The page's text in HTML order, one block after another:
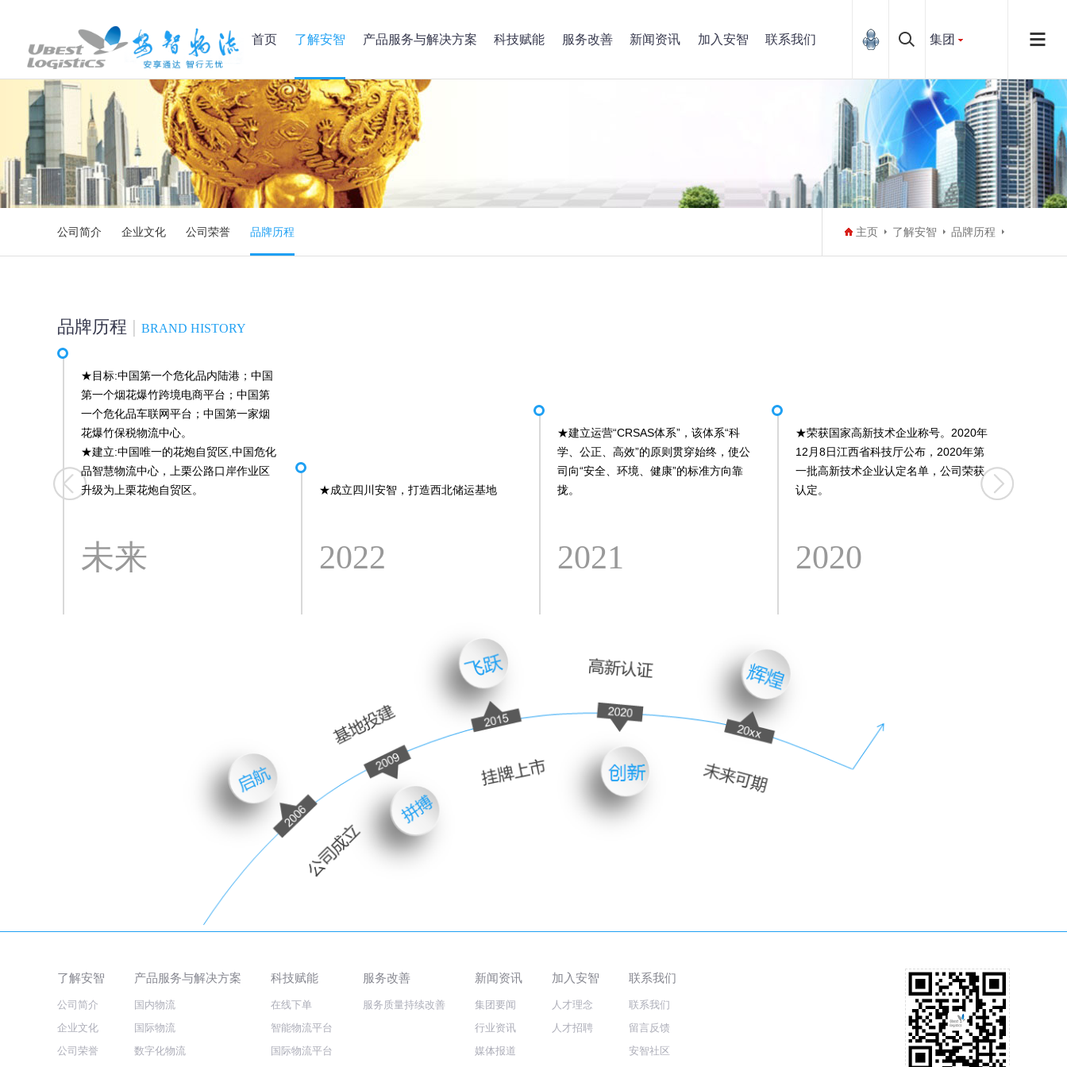
首页 了解安智 产品服务与解决方案 科技赋能 服务改善 新闻资讯 加入安智 联系我们 集团
公司简介 企业文化 公司荣誉 品牌历程 主页 了解安智 品牌历程
品牌历程 | BRAND HISTORY
★目标:中国第一个危化品内陆港；中国
第一个烟花爆竹跨境电商平台；中国第
一个危化品车联网平台；中国第一家烟
花爆竹保税物流中心。
★建立:中国唯一的花炮自贸区,中国危化
品智慧物流中心，上栗公路口岸作业区
升级为上栗花炮自贸区。
未来
★成立四川安智，打造西北储运基地
2022
★建立运营“CRSAS体系”，该体系“科
学、公正、高效”的原则贯穿始终，使公
司向“安全、环境、健康”的标准方向靠
拢。
2021
★荣获国家高新技术企业称号。2020年
12月8日江西省科技厅公布，2020年第
一批高新技术企业认定名单，公司荣获
认定。
2020
了解安智
公司简介
企业文化
公司荣誉
产品服务与解决方案
国内物流
国际物流
数字化物流
科技赋能
在线下单
智能物流平台
国际物流平台
服务改善
服务质量持续改善
新闻资讯
集团要闻
行业资讯
媒体报道
加入安智
人才理念
人才招聘
联系我们
联系我们
留言反馈
安智社区